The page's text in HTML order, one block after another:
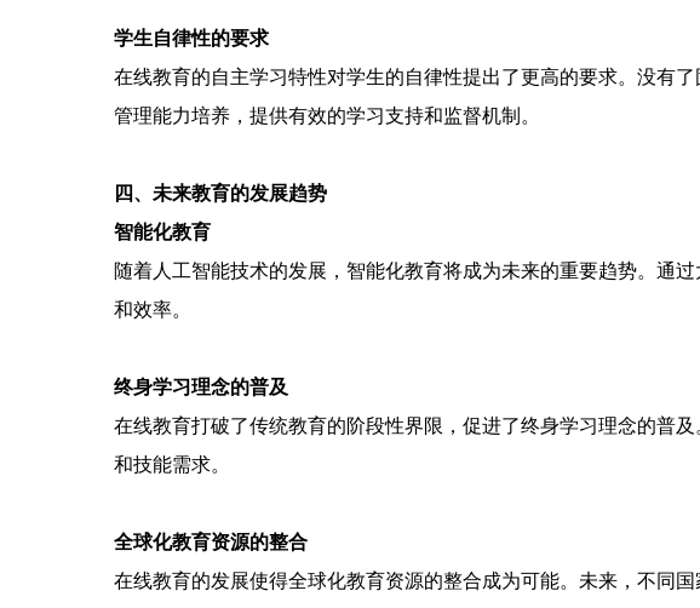
学生自律性的要求
在线教育的自主学习特性对学生的自律性提出了更高的要求。没有
管理能力培养，提供有效的学习支持和监督机制。
四、未来教育的发展趋势
智能化教育
随着人工智能技术的发展，智能化教育将成为未来的重要趋势。通
和效率。
终身学习理念的普及
在线教育打破了传统教育的阶段性界限，促进了终身学习理念的普
和技能需求。
全球化教育资源的整合
在线教育的发展使得全球化教育资源的整合成为可能。未来，不同